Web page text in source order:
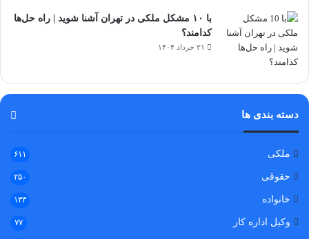
با ۱۰ مشکل ملکی در تهران آشنا شوید | راه حل‌ها
کدامند؟
۲۱ خرداد ۱۴۰۴
دسته بندی ها
ملکی ۶۱۱
حقوقی ۲۵۰
خانواده ۱۳۳
وکیل اداره کار ۷۷